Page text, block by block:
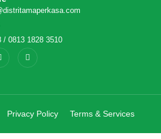
/ 0813 1828 3510
Privacy Policy Terms & Services